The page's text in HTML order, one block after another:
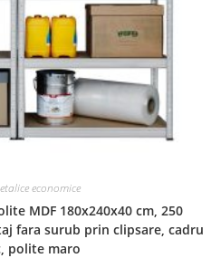
economice
MDF 180x240x40 cm, 250
fara surub prin clipsare, cadru
polite maro